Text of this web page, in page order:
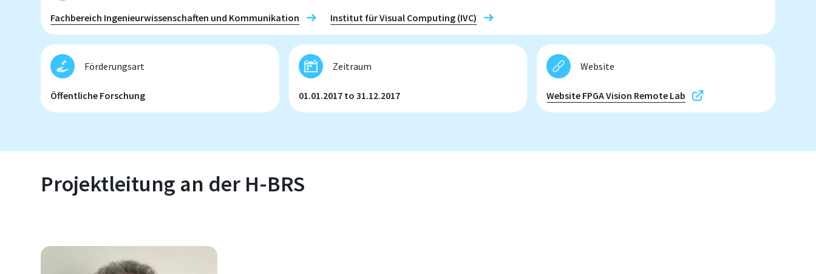
Fachbereich Ingenieurwissenschaften und Kommunikation Institut für Visual Computing (IVC)
Förderungsart
Öffentliche Forschung
Zeitraum
01.01.2017 to 31.12.2017
Website
Website FPGA Vision Remote Lab
Projektleitung an der H-BRS